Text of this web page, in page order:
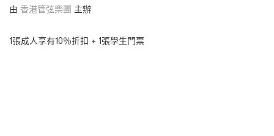
條款及細則
EN
由 香港管弦樂團 主辦
1張成人享有10％折扣 + 1張學生門票